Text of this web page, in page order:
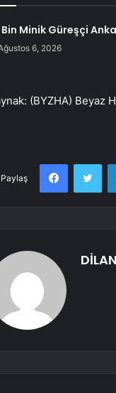
Bin Minik Güreşçi
6, 2026
(BYZHA) Beyaz
Paylaş
Facebook